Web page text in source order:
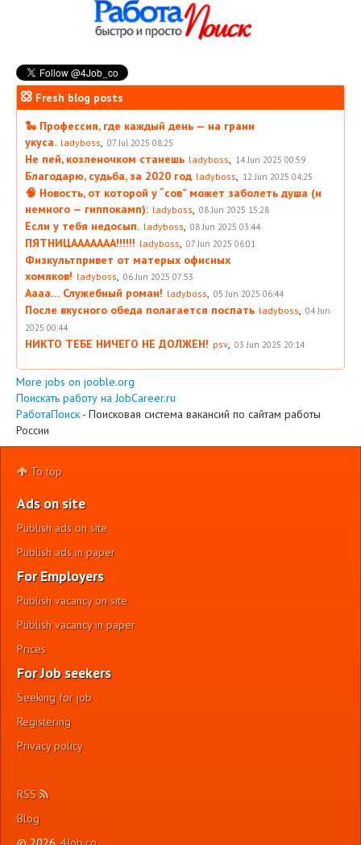
Fresh blog posts
🐍 Профессия, где каждый день — на грани
укуса. ladyboss 07 Jul 2025 08:25
Не пей, козленочком станешь ladyboss 14 Jun 2025 00:59
Благодарю, судьба, за 2020 год ladyboss 12 Jun 2025 04:25
🧠 Новость, от которой у “сов” может заболеть душа (и
немного — гиппокамп): ladyboss 08 Jun 2025 15:28
Если у тебя недосып. ladyboss 08 Jun 2025 03:44
ПЯТНИЦААААААА!!!!!! ladyboss 07 Jun 2025 06:01
Физкультпривет от матерых офисных
хомяков! ladyboss 06 Jun 2025 07:53
Аааа… Служебный роман! ladyboss 05 Jun 2025 06:44
После вкусного обеда полагается поспать ladyboss
04 Jun
2025 00:44
НИКТО ТЕБЕ НИЧЕГО НЕ ДОЛЖЕН! psv 03 Jun 2025 20:14
More jobs on jooble.org
Поискать работу на JobCareer.ru
РаботаПоиск - Поисковая система вакансий по сайтам работы
России
To top
Ads on site
Publish ads on site
Publish ads in paper
For Employers
Publish vacancy on site
Publish vacancy in paper
Prices
For Job seekers
Seeking for job
Registering
Privacy policy
RSS
Blog